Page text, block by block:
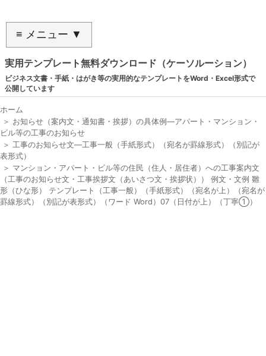
≡ メニュー ▼
実用テンプレート無料ダウンロード（ケーソルーション）
ビジネス文書・手紙・はがき等の実用的なテンプレートをWord・Excel形式で
公開しています
ホーム
＞ お知らせ（案内文・通知書・挨拶）の具体例―アパート・マンション・
ビル等の工事のお知らせ
＞ 工事のお知らせ文―工事一般（手紙形式）（宛名が罫線形式）（別記が
表形式）
＞ マンション・アパート・ビル等の住民（住人・居住者）への工事案内文
（工事のお知らせ文・工事挨拶文（あいさつ文・挨拶状）） 例文・文例 雛
形（ひな形） テンプレート（工事一般）（手紙形式）（宛名が上）（宛名が
罫線形式）（別記が表形式）（ワード Word）07（日付が上）（丁寧①）